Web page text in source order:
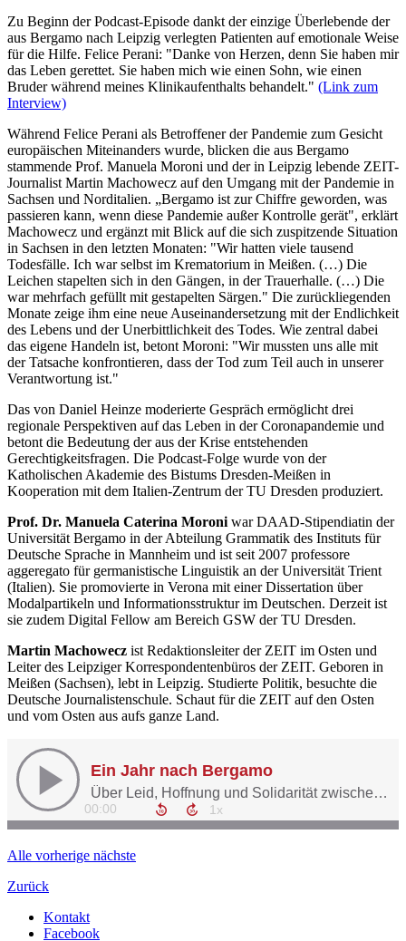
Zu Beginn der Podcast-Episode dankt der einzige Überlebende der
aus Bergamo nach Leipzig verlegten Patienten auf emotionale Weise
für die Hilfe. Felice Perani: "Danke von Herzen, denn Sie haben mir
das Leben gerettet. Sie haben mich wie einen Sohn, wie einen
Bruder während meines Klinikaufenthalts behandelt." (Link zum
Interview)
Während Felice Perani als Betroffener der Pandemie zum Gesicht
europäischen Miteinanders wurde, blicken die aus Bergamo
stammende Prof. Manuela Moroni und der in Leipzig lebende ZEIT-
Journalist Martin Machowecz auf den Umgang mit der Pandemie in
Sachsen und Norditalien. „Bergamo ist zur Chiffre geworden, was
passieren kann, wenn diese Pandemie außer Kontrolle gerät", erklärt
Machowecz und ergänzt mit Blick auf die sich zuspitzende Situation
in Sachsen in den letzten Monaten: "Wir hatten viele tausend
Todesfälle. Ich war selbst im Krematorium in Meißen. (…) Die
Leichen stapelten sich in den Gängen, in der Trauerhalle. (…) Die
war mehrfach gefüllt mit gestapelten Särgen." Die zurückliegenden
Monate zeige ihm eine neue Auseinandersetzung mit der Endlichkeit
des Lebens und der Unerbittlichkeit des Todes. Wie zentral dabei
das eigene Handeln ist, betont Moroni: "Wir mussten uns alle mit
der Tatsache konfrontieren, dass der Tod zum Teil auch in unserer
Verantwortung ist."
Das von Daniel Heinze moderierte Gespräch ermöglicht drei
regionale Perspektiven auf das Leben in der Coronapandemie und
betont die Bedeutung der aus der Krise entstehenden
Gerechtigkeitsfragen. Die Podcast-Folge wurde von der
Katholischen Akademie des Bistums Dresden-Meißen in
Kooperation mit dem Italien-Zentrum der TU Dresden produziert.
Prof. Dr. Manuela Caterina Moroni war DAAD-Stipendiatin der
Universität Bergamo in der Abteilung Grammatik des Instituts für
Deutsche Sprache in Mannheim und ist seit 2007 professore
aggeregato für germanistische Linguistik an der Universität Trient
(Italien). Sie promovierte in Verona mit einer Dissertation über
Modalpartikeln und Informationsstruktur im Deutschen. Derzeit ist
sie zudem Digital Fellow am Bereich GSW der TU Dresden.
Martin Machowecz ist Redaktionsleiter der ZEIT im Osten und
Leiter des Leipziger Korrespondentenbüros der ZEIT. Geboren in
Meißen (Sachsen), lebt in Leipzig. Studierte Politik, besuchte die
Deutsche Journalistenschule. Schaut für die ZEIT auf den Osten
und vom Osten aus aufs ganze Land.
Alle vorherige nächste
Zurück
Kontakt
Facebook